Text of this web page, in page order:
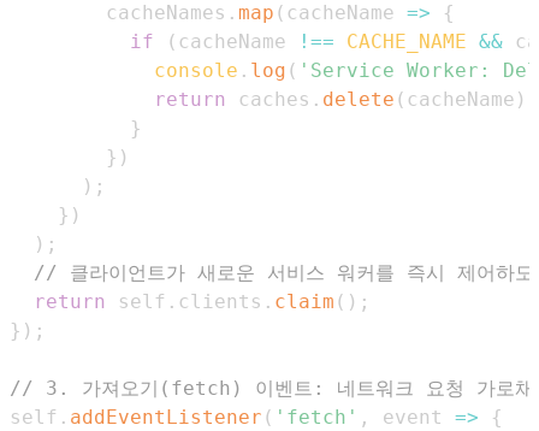
        cacheNames
. map ( cacheName =>
{
if
( cacheName !== CACHE_NAME &&
console . log ( 'Service Worker:
return
caches . delete ( cacheName )
}
} )
) ;
} )
) ;
// 클라이언트가 새로운 서비스 워커를 즉시 제어하
return
self . clients . claim ( ) ;
} ) ;
// 3. 가져오기(fetch) 이벤트: 네트워크 요청 가로채
self . addEventListener ( 'fetch' , event =>
{